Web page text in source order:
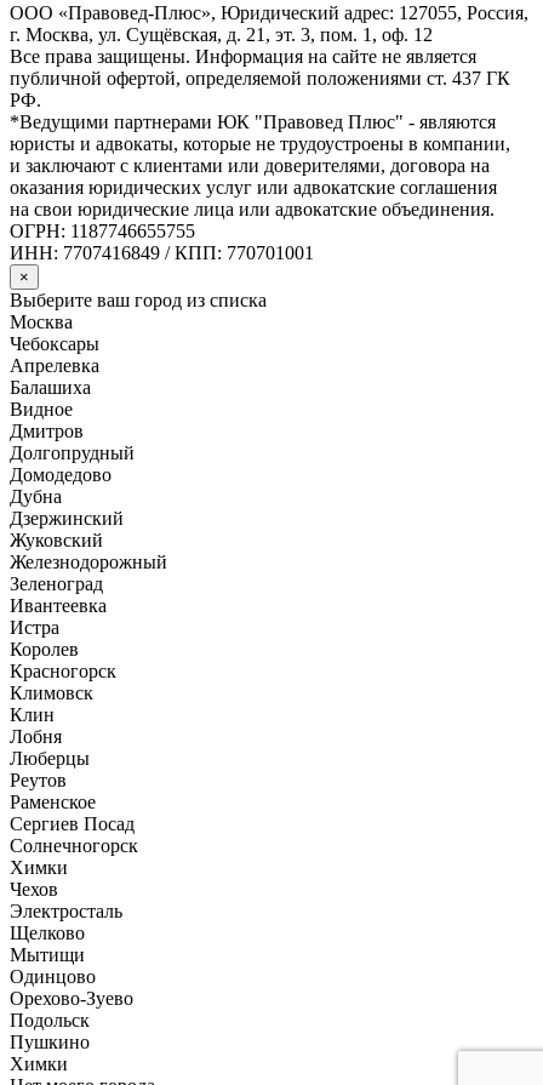
ООО «Правовед-Плюс», Юридический адрес: 127055, Россия,
г. Москва, ул. Сущёвская, д. 21, эт. 3, пом. 1, оф. 12
Все права защищены. Информация на сайте не является
публичной офертой, определяемой положениями ст. 437 ГК
РФ.
*Ведущими партнерами ЮК "Правовед Плюс" - являются
юристы и адвокаты, которые не трудоустроены в компании,
и заключают с клиентами или доверителями, договора на
оказания юридических услуг или адвокатские соглашения
на свои юридические лица или адвокатские объединения.
ОГРН: 1187746655755
ИНН: 7707416849 / КПП: 770701001
×
Выберите ваш город из списка
Москва
Чебоксары
Апрелевка
Балашиха
Видное
Дмитров
Долгопрудный
Домодедово
Дубна
Дзержинский
Жуковский
Железнодорожный
Зеленоград
Ивантеевка
Истра
Королев
Красногорск
Климовск
Клин
Лобня
Люберцы
Реутов
Раменское
Сергиев Посад
Солнечногорск
Химки
Чехов
Электросталь
Щелково
Мытищи
Одинцово
Орехово-Зуево
Подольск
Пушкино
Химки